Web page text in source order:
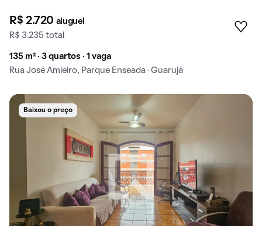
R$ 2.720 aluguel
R$ 3.235 total
135 m² · 3 quartos · 1 vaga
Rua José Amieiro, Parque Enseada · Guarujá
Baixou o preço